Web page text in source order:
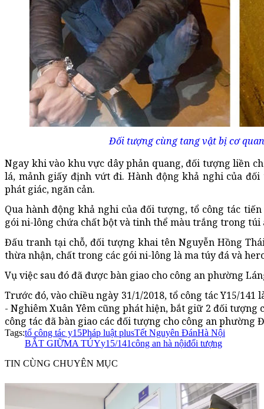
Đối tượng cùng tang vật bị cơ
Ngay khi vào khu vực dây phản quang, đối tượng liền
lá, mảnh giấy định vứt đi. Hành động khả nghi của
phát giác, ngăn cản.
Qua hành động khả nghi của đối tượng, tổ công tác
gói ni-lông chứa chất bột và tinh thể màu trắng trong túi
Đấu tranh tại chỗ, đối tượng khai tên Nguyễn Hồng
thừa nhận, chất trong các gói ni-lông là ma túy đá và
Vụ việc sau đó đã được bàn giao cho công an phường
Trước đó, vào chiều ngày 31/1/2018, tổ công tác Y15/
- Nghiêm Xuân Yêm cũng phát hiện, bắt giữ 2 đối tượng
công tác đã bàn giao các đối tượng cho công an
Tags:tổ công tác y15Pháp luật plusTết Nguyên ĐánHà Nội
BẮT GIỮMA TÚYy15/141công an hà nộiđối tượng
TIN CÙNG CHUYÊN MỤC